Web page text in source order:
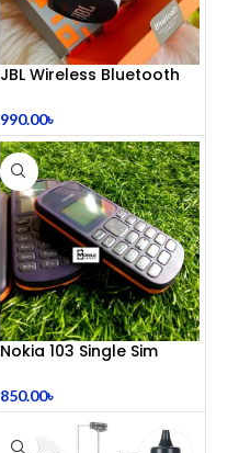
JBL Wireless Bluetooth
990.00৳
Nokia 103 Single Sim
850.00৳